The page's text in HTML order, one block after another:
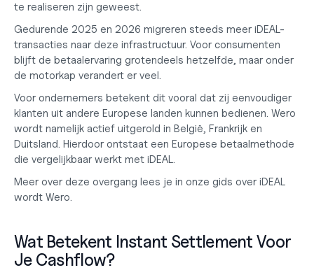
te realiseren zijn geweest.
Gedurende 2025 en 2026 migreren steeds meer iDEAL-
transacties naar deze infrastructuur. Voor consumenten
blijft de betaalervaring grotendeels hetzelfde, maar onder
de motorkap verandert er veel.
Voor ondernemers betekent dit vooral dat zij eenvoudiger
klanten uit andere Europese landen kunnen bedienen. Wero
wordt namelijk actief uitgerold in België, Frankrijk en
Duitsland. Hierdoor ontstaat een Europese betaalmethode
die vergelijkbaar werkt met iDEAL.
Meer over deze overgang lees je in onze gids over iDEAL
wordt Wero.
Wat Betekent Instant Settlement Voor
Je Cashflow?